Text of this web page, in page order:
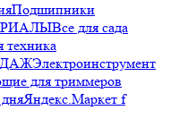
Подшипники
Все для сада
техника
Электроинструмент
для триммеров
Яндекс.Маркет f